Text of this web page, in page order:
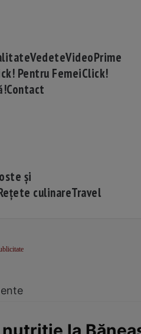
VedeteVideoPrime
Pentru FemeiClick!
Contact
și
culinareTravel